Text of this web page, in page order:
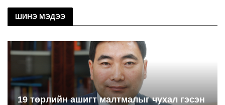
ШИНЭ МЭДЭЭ
19 төрлийн ашигт малтмалыг чухал гэсэн